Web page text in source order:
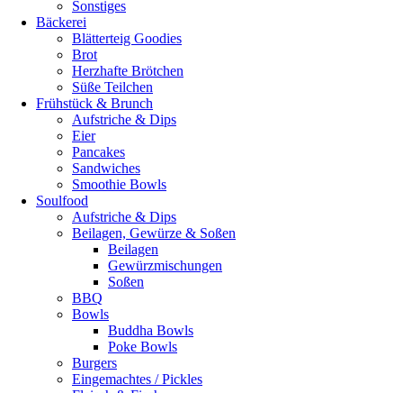
Sonstiges
Bäckerei
Blätterteig Goodies
Brot
Herzhafte Brötchen
Süße Teilchen
Frühstück & Brunch
Aufstriche & Dips
Eier
Pancakes
Sandwiches
Smoothie Bowls
Soulfood
Aufstriche & Dips
Beilagen, Gewürze & Soßen
Beilagen
Gewürzmischungen
Soßen
BBQ
Bowls
Buddha Bowls
Poke Bowls
Burgers
Eingemachtes / Pickles